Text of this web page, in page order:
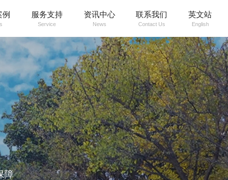
服务支持
Service
资讯中心
News
联系我们
Contact Us
英文站
English
障